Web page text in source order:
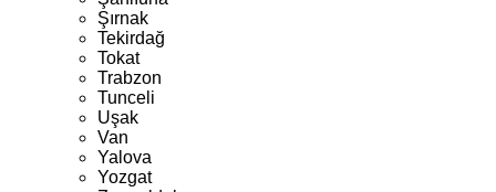
Şırnak
Tekirdağ
Tokat
Trabzon
Tunceli
Uşak
Van
Yalova
Yozgat